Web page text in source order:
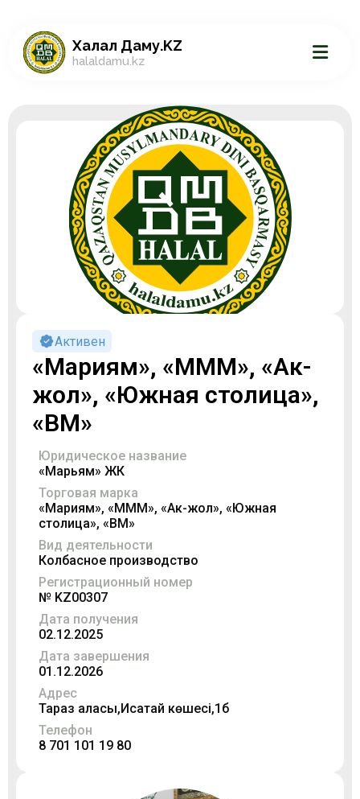
Халал Даму.KZ
halaldamu.kz
Активен
«Мариям», «МММ», «Ак-
жол», «Южная столица»,
«ВМ»
Юридическое название
«Марьям» ЖК
Торговая марка
«Мариям», «МММ», «Ак-жол», «Южная
столица», «ВМ»
Вид деятельности
Колбасное производство
Регистрационный номер
№ KZ00307
Дата получения
02.12.2025
Дата завершения
01.12.2026
Адрес
Тараз қаласы,Исатай көшесі,1б
Телефон
8 701 101 19 80